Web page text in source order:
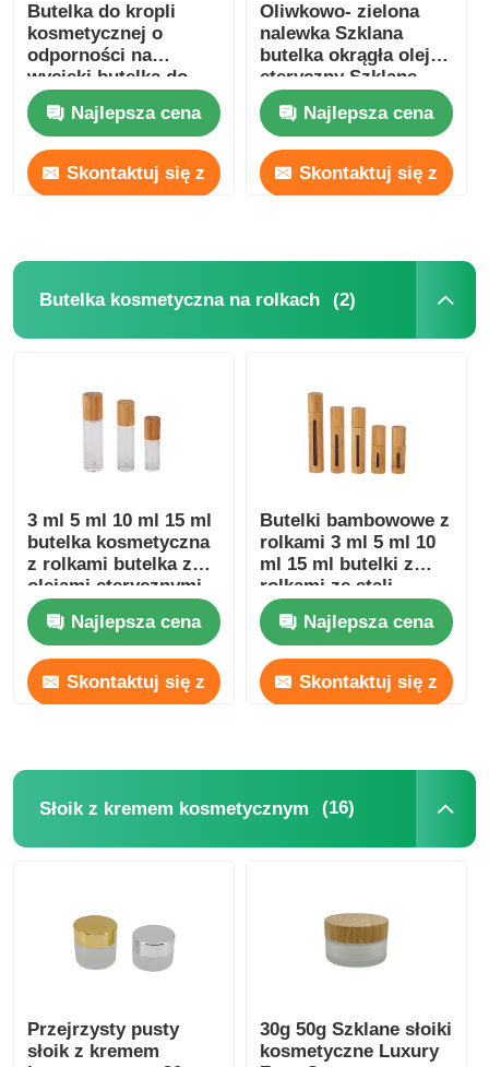
Butelka do kropli
kosmetycznej o
odporności na
wycieki butelka do
kropli oleju
eterycznego z
bambusa
Najlepsza cena
Skontaktuj się z
Oliwkowo- zielona
nalewka Szklana
butelka okrągła olejek
eteryczny Szklane
butelki kroplówkowe
5ml 10ml 15ml 20ml
30ml
Najlepsza cena
Skontaktuj się z
Butelka kosmetyczna na rolkach (2)
3 ml 5 ml 10 ml 15 ml
butelka kosmetyczna
z rolkami butelka z
olejami eterycznymi
Najlepsza cena
Skontaktuj się z
Butelki bambowowe z
rolkami 3 ml 5 ml 10
ml 15 ml butelki z
rolkami ze stali
nierdzewnej
Najlepsza cena
Skontaktuj się z
Słoik z kremem kosmetycznym (16)
Przejrzysty pusty
słoik z kremem
30g 50g Szklane słoiki
kosmetyczne Luxury